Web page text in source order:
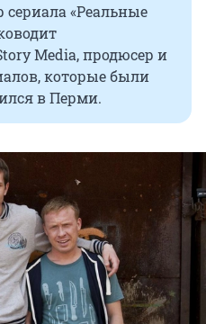
«Реальные
Media, продюсер и
которые были
в Перми.